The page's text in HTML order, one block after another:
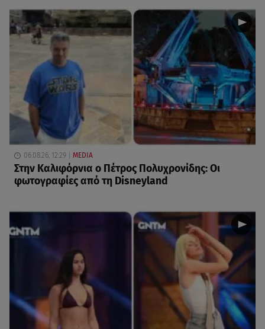
06.08.26, 12:29 MEDIA
Στην Καλιφόρνια ο Πέτρος Πολυχρονίδης: Οι
φωτογραφίες από τη Disneyland